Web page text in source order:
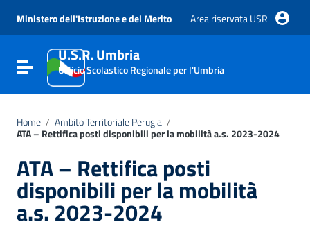
Vai al menu di navigazione
Vai al footer
Ministero dell'Istruzione e del Merito Area riservata USR
Attiva / disattiva la navigazione
U.S.R. Umbria
Ufficio Scolastico Regionale per l'Umbria
Home / Ambito Territoriale Perugia /
ATA – Rettifica posti disponibili per la mobilità a.s. 2023-2024
ATA – Rettifica posti
disponibili per la mobilità
a.s. 2023-2024